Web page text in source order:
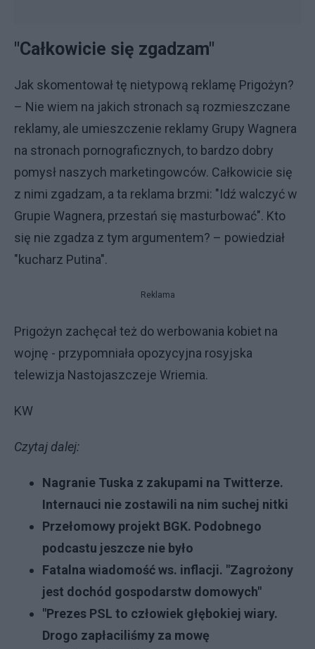
"Całkowicie się zgadzam"
Jak skomentował tę nietypową reklamę Prigożyn?
– Nie wiem na jakich stronach są rozmieszczane
reklamy, ale umieszczenie reklamy Grupy Wagnera
na stronach pornograficznych, to bardzo dobry
pomysł naszych marketingowców. Całkowicie się
z nimi zgadzam, a ta reklama brzmi: "Idź walczyć w
Grupie Wagnera, przestań się masturbować". Kto
się nie zgadza z tym argumentem? – powiedział
"kucharz Putina".
Reklama
Prigożyn zachęcał też do werbowania kobiet na
wojnę - przypomniała opozycyjna rosyjska
telewizja Nastojaszczeje Wriemia.
KW
Czytaj dalej:
Nagranie Tuska z zakupami na Twitterze.
Internauci nie zostawili na nim suchej nitki
Przełomowy projekt BGK. Podobnego
podcastu jeszcze nie było
Fatalna wiadomość ws. inflacji. "Zagrożony
jest dochód gospodarstw domowych"
"Prezes PSL to człowiek głębokiej wiary.
Drogo zapłaciliśmy za mowę